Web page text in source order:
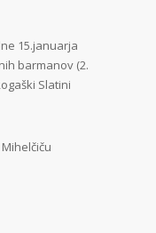
15.januarja
barmanov (2.
Slatini